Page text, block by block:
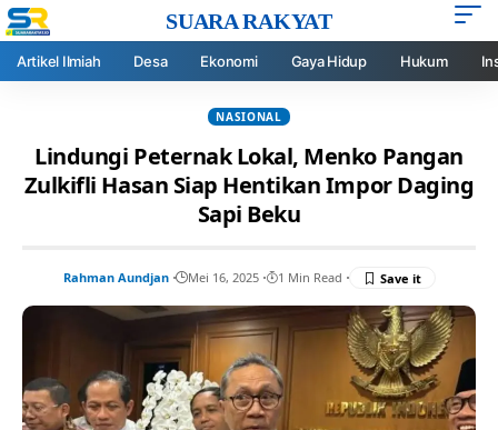
SUARA RAKYAT
Artikel Ilmiah Desa Ekonomi Gaya Hidup Hukum
NASIONAL
Lindungi Peternak Lokal, Menko Pangan
Zulkifli Hasan Siap Hentikan Impor Daging
Sapi Beku
Rahman Aundjan Mei 16, 2025 1 Min Read